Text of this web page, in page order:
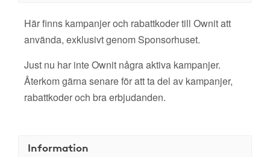
Här finns kampanjer och rabattkoder till Ownit att
använda, exklusivt genom Sponsorhuset.
Just nu har inte Ownit några aktiva kampanjer.
Återkom gärna senare för att ta del av kampanjer,
rabattkoder och bra erbjudanden.
Information